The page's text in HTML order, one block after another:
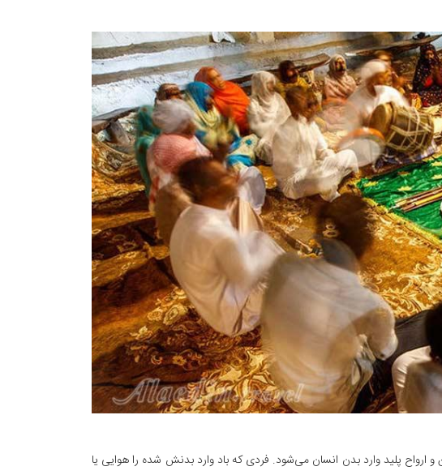
ارواح پلید وارد بدن انسان می‌شود. فردی که باد وارد بدنش شده را هوایی یا